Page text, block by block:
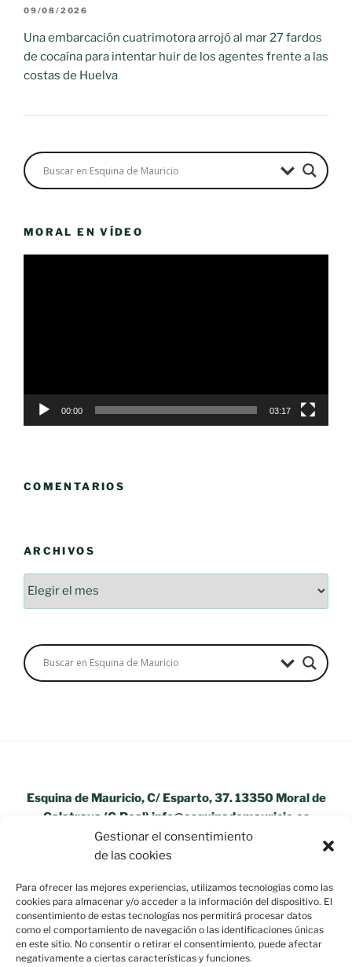
Gestionar el consentimiento
de las cookies
Para ofrecer las mejores experiencias, utilizamos tecnologías como las
cookies para almacenar y/o acceder a la información del dispositivo. El
consentimiento de estas tecnologías nos permitirá procesar datos
como el comportamiento de navegación o las identificaciones únicas
en este sitio. No consentir o retirar el consentimiento, puede afectar
negativamente a ciertas características y funciones.
09/08/2026
Una embarcación cuatrimotora arrojó al mar 27 fardos
de cocaína para intentar huir de los agentes frente a las
costas de Huelva
MORAL EN VÍDEO
00:00 03:17
COMENTARIOS
ARCHIVOS
Esquina de Mauricio, C/ Esparto, 37. 13350 Moral de
Calatrava (C.Real) info@esquinademauricio.es
«Aviso Legal»